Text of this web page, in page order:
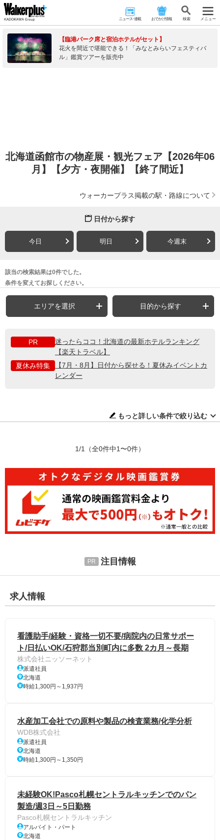
ニュース･連載 おでかけ情報 検 索 メニュー
【臨港パーク席と宿泊ホテルがセット】
花火を間近で堪能できる！「みなとみらいフェスティバ
ル」鑑賞ツアーを販売中
北海道函館市の物産展・観光フェア【2026年06
月】【夕方・夜開催】【終了間近】
ウォーカープラス掲載の駅・路線について
日付から探す
今日 明日 今週末
該当の検索結果は0件でした。
条件を変えてお探しください。
エリアを選択 目的から探す
PR
迷ったらココ！北海道の最新ホテルランキング
【楽天トラベル】
夏休み特集
【7月・8月】日付から探せる！夏休みイベントカ
レンダー
もっと詳しい条件で絞り込む
1/1 （全0件中1〜0件）
注目情報
求人情報
看護助手/経験・資格一切不要/病院内の日常サポー
ト/日払いOK/石狩郡当別町内に多数 2カ月～長期
株式会社ニッソーネット
派遣社員
北海道
時給1,300円～1,937円
水産加工会社での原料や製品の検査業務/化学分析
WDB株式会社
派遣社員
北海道
時給1,300円～1,350円
未経験OK!Pasco札幌セントラルキッチンでのパン
製造/週3日～5日勤務
Pasco札幌セントラルキッチン
アルバイト・パート
北海道